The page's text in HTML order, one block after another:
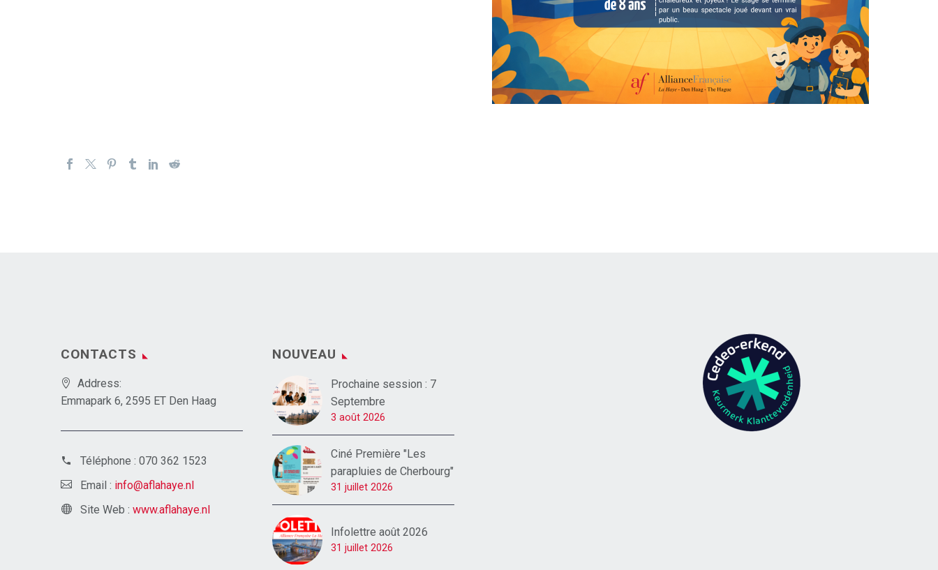
CONTACTS
Address:
Emmapark 6, 2595 ET Den Haag
Téléphone : 070 362 1523
Email : info@aflahaye.nl
Site Web : www.aflahaye.nl
NOUVEAU
Prochaine session : 7
Septembre
3 août 2026
Ciné Première "Les
parapluies de Cherbourg"
31 juillet 2026
Infolettre août 2026
31 juillet 2026